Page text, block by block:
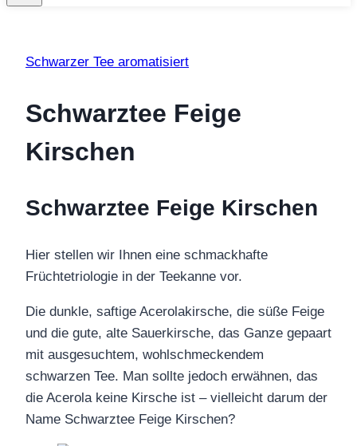
Schwarzer Tee aromatisiert
Schwarztee Feige
Kirschen
Schwarztee Feige Kirschen
Hier stellen wir Ihnen eine schmackhafte
Früchtetriologie in der Teekanne vor.
Die dunkle, saftige Acerolakirsche, die süße Feige
und die gute, alte Sauerkirsche, das Ganze gepaart
mit ausgesuchtem, wohlschmeckendem
schwarzen Tee. Man sollte jedoch erwähnen, das
die Acerola keine Kirsche ist – vielleicht darum der
Name Schwarztee Feige Kirschen?